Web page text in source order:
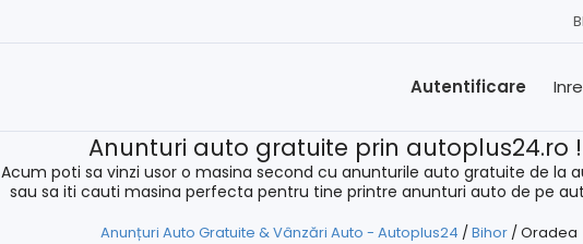
Autentificare
Anunturi auto gratuite prin autoplus24.ro !
Acum poti sa vinzi usor o masina second cu anunturile auto gratuite de la
sau sa iti cauti masina perfecta pentru tine printre anunturi auto de pe
Anunțuri Auto Gratuite & Vânzări Auto - Autoplus24 /Bihor/Oradea